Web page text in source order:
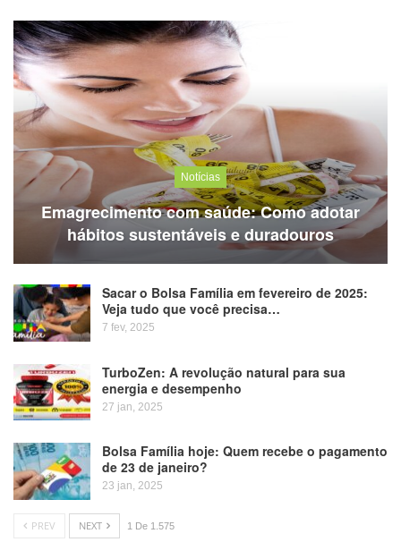
Notícias
Emagrecimento com saúde: Como adotar
hábitos sustentáveis e duradouros
Sacar o Bolsa Família em fevereiro de 2025:
Veja tudo que você precisa…
7 fev, 2025
TurboZen: A revolução natural para sua
energia e desempenho
27 jan, 2025
Bolsa Família hoje: Quem recebe o pagamento
de 23 de janeiro?
23 jan, 2025
PREV NEXT 1 De 1.575